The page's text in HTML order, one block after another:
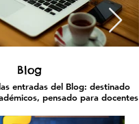
Blog
entradas del Blog: destinado
pensado para docentes